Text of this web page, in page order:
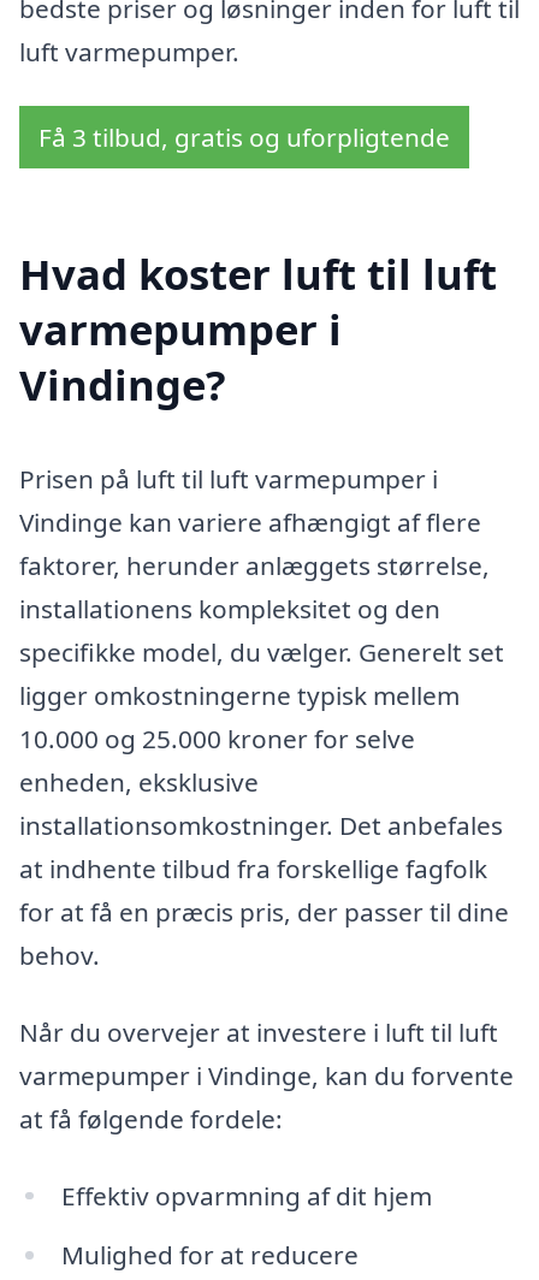
bedste priser og løsninger inden for luft til
luft varmepumper.
Få 3 tilbud, gratis og uforpligtende
Hvad koster luft til luft
varmepumper i
Vindinge?
Prisen på luft til luft varmepumper i
Vindinge kan variere afhængigt af flere
faktorer, herunder anlæggets størrelse,
installationens kompleksitet og den
specifikke model, du vælger. Generelt set
ligger omkostningerne typisk mellem
10.000 og 25.000 kroner for selve
enheden, eksklusive
installationsomkostninger. Det anbefales
at indhente tilbud fra forskellige fagfolk
for at få en præcis pris, der passer til dine
behov.
Når du overvejer at investere i luft til luft
varmepumper i Vindinge, kan du forvente
at få følgende fordele:
Effektiv opvarmning af dit hjem
Mulighed for at reducere